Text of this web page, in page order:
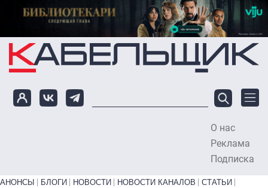
Перейти к основному содержанию
О нас
Реклама
Подписка
Primary links bottom
АНОНСЫ БЛОГИ НОВОСТИ НОВОСТИ КАНАЛОВ
СТАТЬИ